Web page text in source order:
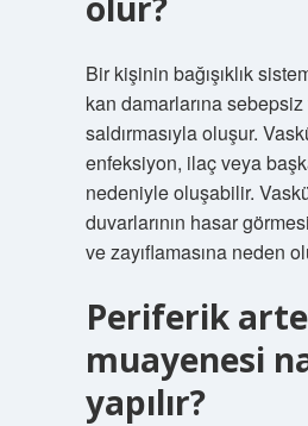
Bir kişinin bağışıklık
kan damarlarına
saldırmasıyla oluşur.
enfeksiyon, ilaç veya
nedeniyle oluşabilir.
duvarlarının hasar
ve zayıflamasına neden
Periferik
muayenesi
yapılır?